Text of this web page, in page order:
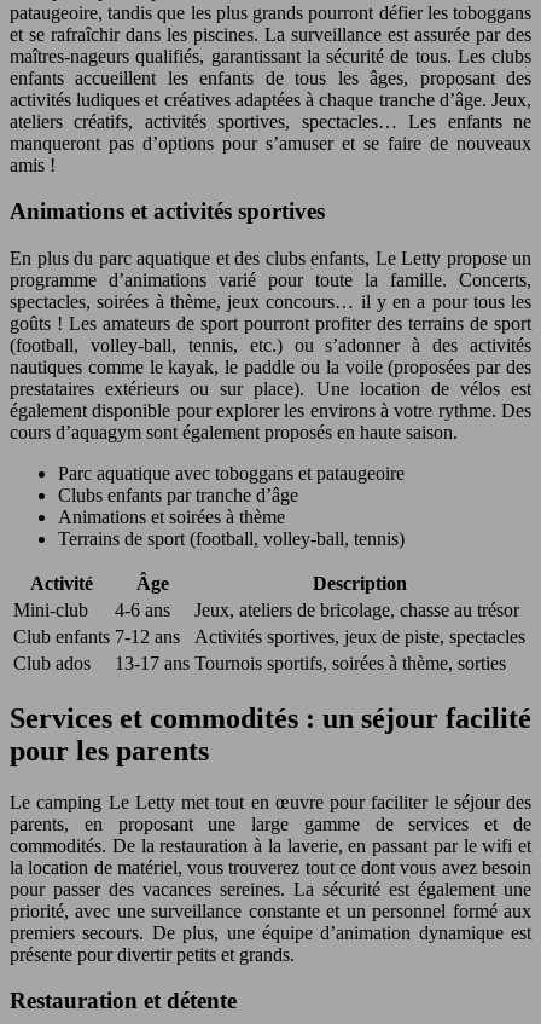
pataugeoire, tandis que les plus grands pourront défier les toboggans
et se rafraîchir dans les piscines. La surveillance est assurée par des
maîtres-nageurs qualifiés, garantissant la sécurité de tous. Les clubs
enfants accueillent les enfants de tous les âges, proposant des
activités ludiques et créatives adaptées à chaque tranche d’âge. Jeux,
ateliers créatifs, activités sportives, spectacles… Les enfants ne
manqueront pas d’options pour s’amuser et se faire de nouveaux
amis !
Animations et activités sportives
En plus du parc aquatique et des clubs enfants, Le Letty propose un
programme d’animations varié pour toute la famille. Concerts,
spectacles, soirées à thème, jeux concours… il y en a pour tous les
goûts ! Les amateurs de sport pourront profiter des terrains de sport
(football, volley-ball, tennis, etc.) ou s’adonner à des activités
nautiques comme le kayak, le paddle ou la voile (proposées par des
prestataires extérieurs ou sur place). Une location de vélos est
également disponible pour explorer les environs à votre rythme. Des
cours d’aquagym sont également proposés en haute saison.
Parc aquatique avec toboggans et pataugeoire
Clubs enfants par tranche d’âge
Animations et soirées à thème
Terrains de sport (football, volley-ball, tennis)
Activité Âge
Description
Mini-club
4-6 ans
Jeux, ateliers de bricolage, chasse au trésor
Club enfants 7-12 ans
Activités sportives, jeux de piste, spectacles
Club ados
13-17 ans Tournois sportifs, soirées à thème, sorties
Services et commodités : un séjour facilité
pour les parents
Le camping Le Letty met tout en œuvre pour faciliter le séjour des
parents, en proposant une large gamme de services et de
commodités. De la restauration à la laverie, en passant par le wifi et
la location de matériel, vous trouverez tout ce dont vous avez besoin
pour passer des vacances sereines. La sécurité est également une
priorité, avec une surveillance constante et un personnel formé aux
premiers secours. De plus, une équipe d’animation dynamique est
présente pour divertir petits et grands.
Restauration et détente